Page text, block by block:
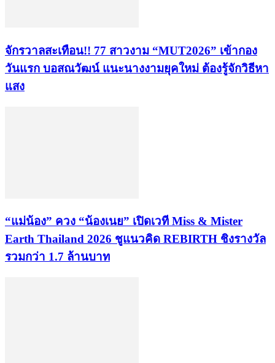
จักรวาลสะเทือน!! 77 สาวงาม “MUT2026” เข้ากอง
วันแรก บอสณวัฒน์ แนะนางงามยุคใหม่ ต้องรู้จักวิธีหา
แสง
“แม่น้อง” ควง “น้องเนย” เปิดเวที Miss & Mister
Earth Thailand 2026 ชูแนวคิด REBIRTH ชิงรางวัล
รวมกว่า 1.7 ล้านบาท